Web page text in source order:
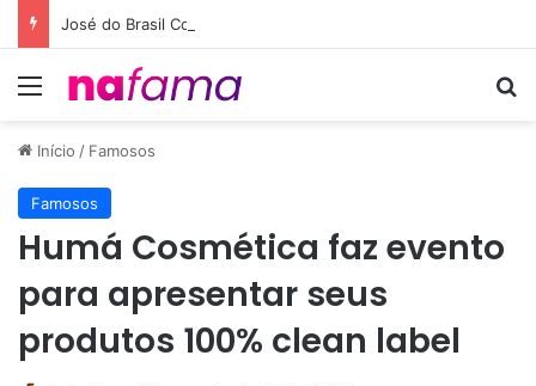
Menu
Início / Famosos
Famosos
Humá Cosmética faz evento
para apresentar seus
produtos 100% clean label